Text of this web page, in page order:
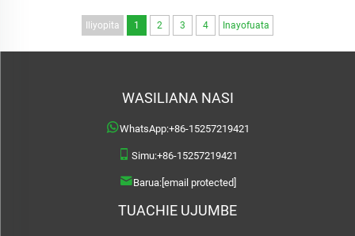
Iliyopita 1 2 3 4 Inayofuata
WASILIANA NASI
WhatsApp:+86-15257219421
Simu:+86-15257219421
Barua: [email protected]
TUACHIE UJUMBE